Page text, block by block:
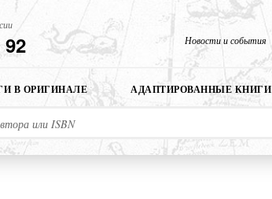
Новости и события
В ОРИГИНАЛЕ АДАПТИРОВАННЫЕ КНИГИ